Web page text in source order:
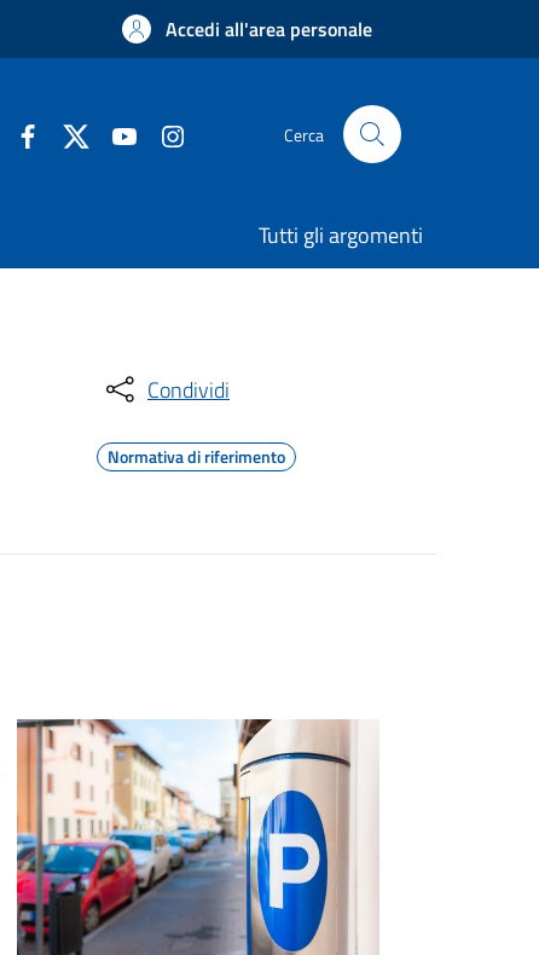
Accedi all'area personale
Cerca
Tutti gli argomenti
Condividi
Normativa di riferimento